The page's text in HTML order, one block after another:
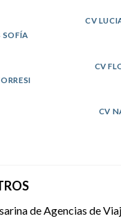
CV
SOFÍA
CV
CV
de Agencias de